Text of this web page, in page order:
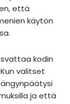
että
käytön
kodin
valitset
ja että